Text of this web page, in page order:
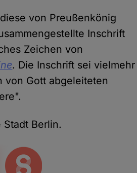
von Preußenkönig
Inschrift
Zeichen von
. Die Inschrift sei vielmehr
Gott abgeleiteten
Berlin.